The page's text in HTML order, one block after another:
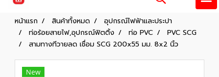
หน้าแรก สินค้าทั้งหมด
อุปกรณ์ไฟฟ้าและประปา
ท่อร้อยสายไฟ,อุปกรณ์ฟิตติ้ง
ท่อ PVC
PVC SCG
สามทางทีวายลด เชื่อม SCG 200x55 มม. 8x2 นิ้ว
New